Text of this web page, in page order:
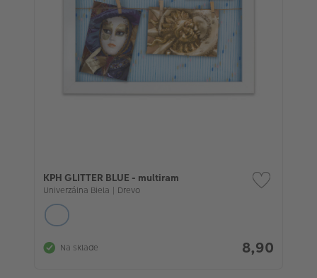
KPH GLITTER BLUE - multiram
Univerzálna Biela | Drevo
Na sklade 8,90